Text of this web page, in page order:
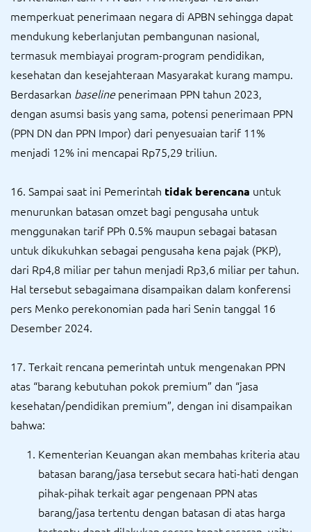
memperkuat penerimaan negara di APBN sehingga dapat
mendukung keberlanjutan pembangunan nasional,
termasuk membiayai program-program pendidikan,
kesehatan dan kesejahteraan Masyarakat kurang mampu.
Berdasarkan baselinepenerimaan PPN tahun 2023,
dengan asumsi basis yang sama, potensi penerimaan PPN
(PPN DN dan PPN Impor) dari penyesuaian tarif 11%
menjadi 12% ini mencapai Rp75,29 triliun.
16. Sampai saat ini Pemerintah tidak berencana untuk
menurunkan batasan omzet bagi pengusaha untuk
menggunakan tarif PPh 0.5% maupun sebagai batasan
untuk dikukuhkan sebagai pengusaha kena pajak (PKP),
dari Rp4,8 miliar per tahun menjadi Rp3,6 miliar per tahun.
Hal tersebut sebagaimana disampaikan dalam konferensi
pers Menko perekonomian pada hari Senin tanggal 16
Desember 2024.
17. Terkait rencana pemerintah untuk mengenakan PPN
atas “barang kebutuhan pokok premium” dan “jasa
kesehatan/pendidikan premium”, dengan ini disampaikan
bahwa:
Kementerian Keuangan akan membahas kriteria atau
batasan barang/jasa tersebut secara hati-hati dengan
pihak-pihak terkait agar pengenaan PPN atas
barang/jasa tertentu dengan batasan di atas harga